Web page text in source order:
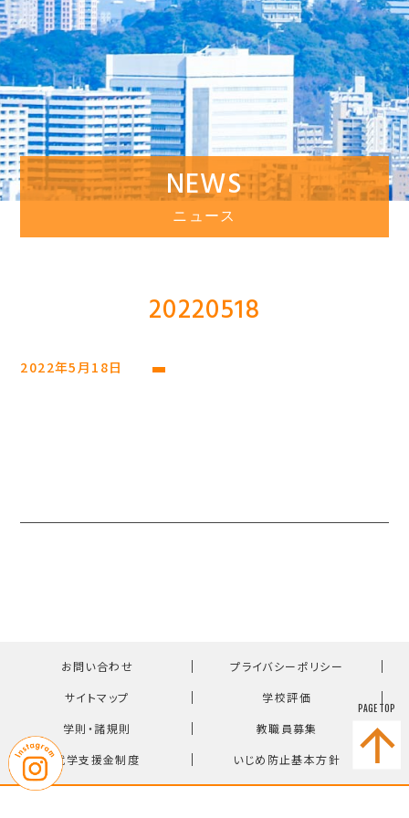
NEWS
ニュース
20220518
2022年5月18日
お問い合わせ ｜ プライバシーポリシー ｜
サイトマップ ｜ 学校評価 ｜
学則・諸規則 ｜ 教職員募集 ｜
就学支援金制度 ｜ いじめ防止基本方針
PAGE TOP